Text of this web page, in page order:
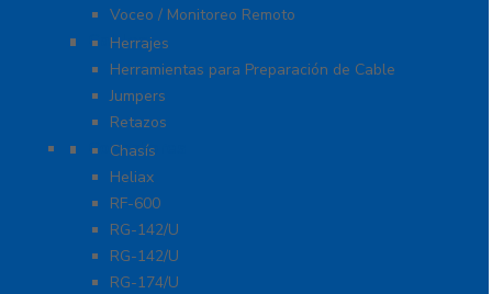
Voceo / Monitoreo Remoto
Cables
Herrajes
Herramientas para Preparación de Cable
Jumpers
Retazos
Conectores
Chasís
Heliax
RF-600
RG-142/U
RG-142/U
RG-174/U